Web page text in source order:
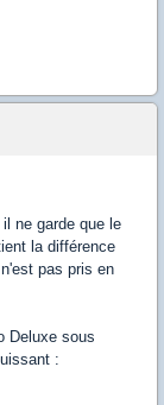
ne garde que le
la différence
pas pris en
Deluxe sous
: